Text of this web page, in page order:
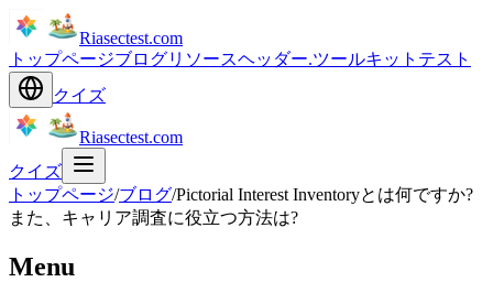
Riasectest.com
トップページブログリソースヘッダー.ツールキット テスト
クイズ
Riasectest.com
クイズ
トップページ/ブログ/Pictorial Interest Inventoryとは何ですか?
また、キャリア調査に役立つ方法は?
Menu